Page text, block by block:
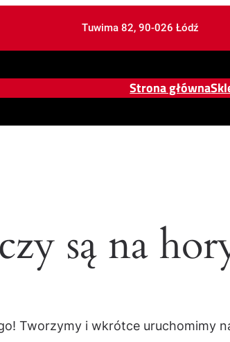
Tuwima 82, 90-026 Łódź
Strona główna
są na
Tworzymy i wkrótce uruchomimy